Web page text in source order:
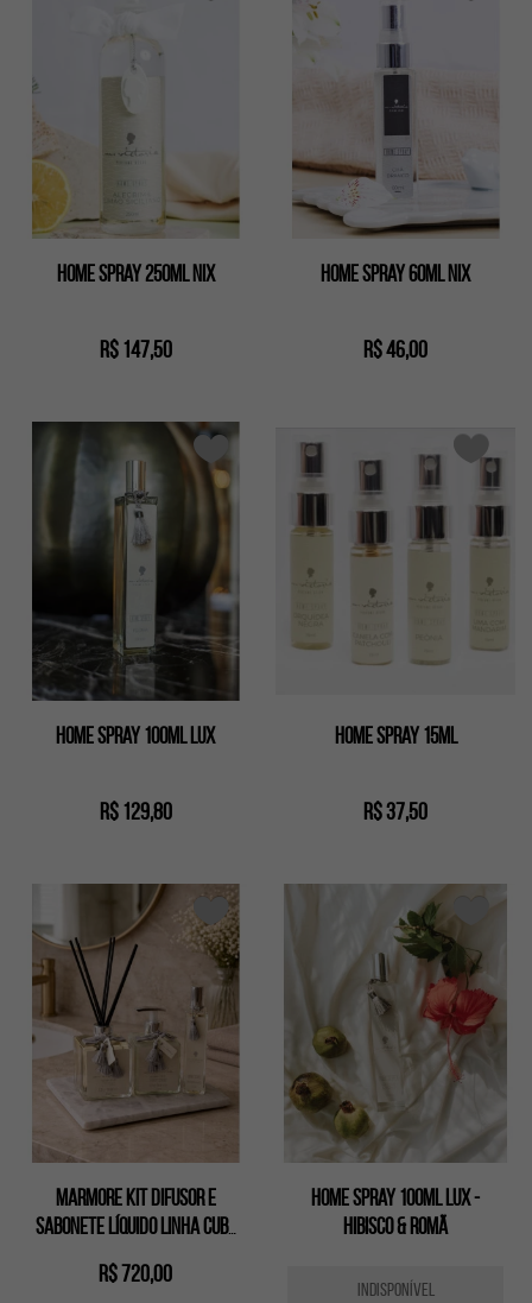
Home spray 250ml nix
R$ 147,50
Home spray 60ml nix
R$ 46,00
Home spray 100ml lux
R$ 129,80
Home Spray 15ml
R$ 37,50
Marmore Kit Difusor e
Sabonete Líquido Linha Cubo
R$ 720,00
Home spray 100ml lux -
HIBISCO & ROMÃ
INDISPONÍVEL